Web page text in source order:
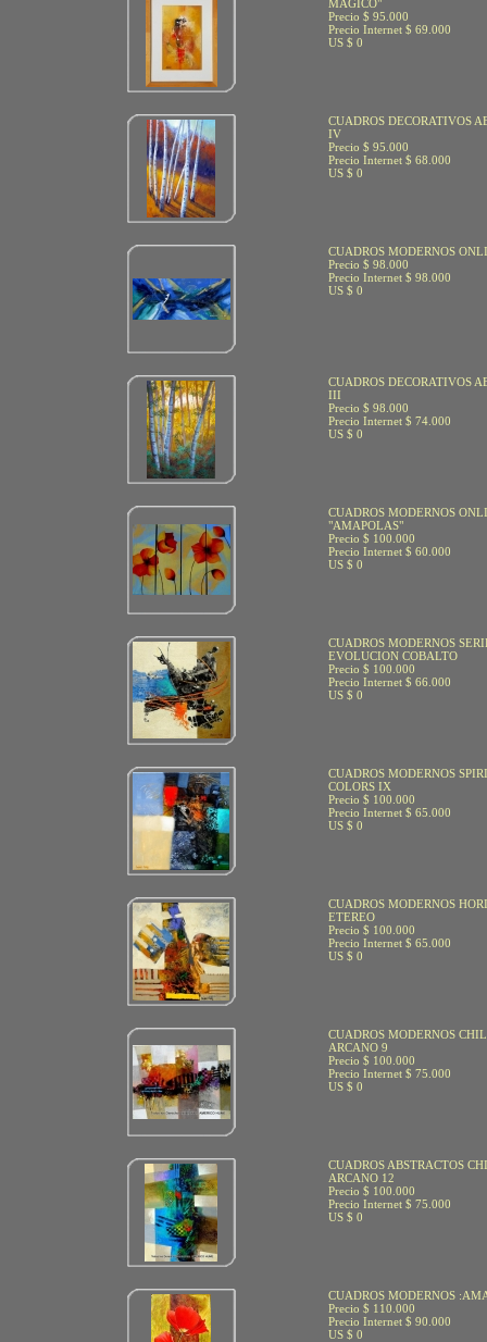
MAGICO"
Precio $ 95.000
Precio Internet $ 69.000
US $ 0
CUADROS DECORATIVOS
IV
Precio $ 95.000
Precio Internet $ 68.000
US $ 0
CUADROS MODERNOS
Precio $ 98.000
Precio Internet $ 98.000
US $ 0
CUADROS DECORATIVOS
III
Precio $ 98.000
Precio Internet $ 74.000
US $ 0
CUADROS MODERNOS
"AMAPOLAS"
Precio $ 100.000
Precio Internet $ 60.000
US $ 0
CUADROS MODERNOS
EVOLUCION COBALTO
Precio $ 100.000
Precio Internet $ 66.000
US $ 0
CUADROS MODERNOS
COLORS IX
Precio $ 100.000
Precio Internet $ 65.000
US $ 0
CUADROS MODERNOS
ETEREO
Precio $ 100.000
Precio Internet $ 65.000
US $ 0
CUADROS MODERNOS
ARCANO 9
Precio $ 100.000
Precio Internet $ 75.000
US $ 0
CUADROS ABSTRACTOS
ARCANO 12
Precio $ 100.000
Precio Internet $ 75.000
US $ 0
CUADROS MODERNOS
Precio $ 110.000
Precio Internet $ 90.000
US $ 0